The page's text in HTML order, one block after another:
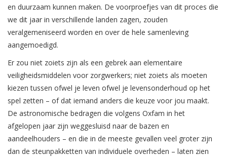
en duurzaam kunnen maken. De voorproefjes van dit proces die
we dit jaar in verschillende landen zagen, zouden
veralgemeniseerd worden en over de hele samenleving
aangemoedigd.
Er zou niet zoiets zijn als een gebrek aan elementaire
veiligheidsmiddelen voor zorgwerkers; niet zoiets als moeten
kiezen tussen ofwel je leven ofwel je levensonderhoud op het
spel zetten – of dat iemand anders die keuze voor jou maakt.
De astronomische bedragen die volgens Oxfam in het
afgelopen jaar zijn weggesluisd naar de bazen en
aandeelhouders – en die in de meeste gevallen veel groter zijn
dan de steunpakketten van individuele overheden – laten zien